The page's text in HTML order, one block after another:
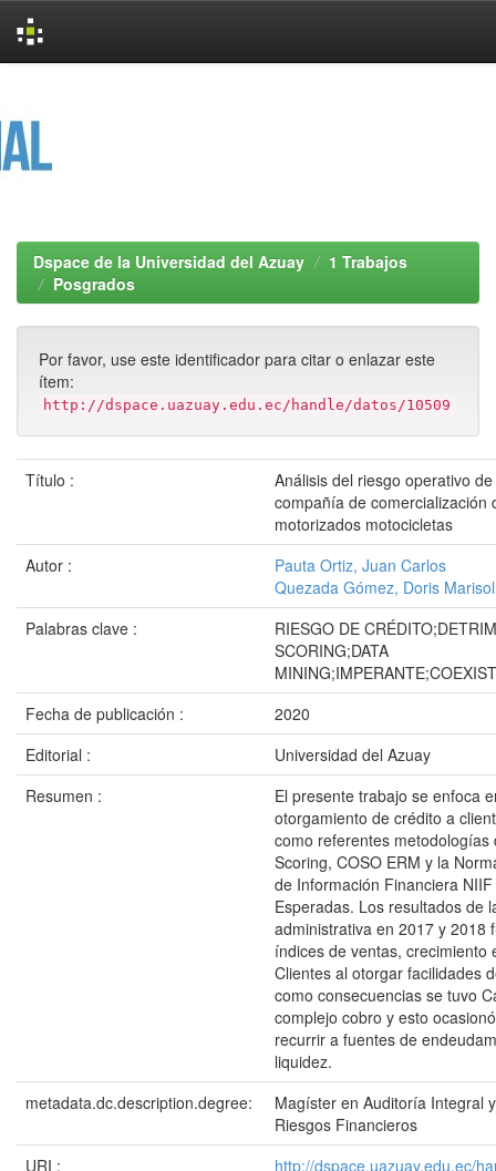
Dspace de la Universidad del Azuay
1 Trabajos
Posgrados
Por favor, use este identificador para citar o enlazar este
ítem:
http://dspace.uazuay.edu.ec/handle/datos/10509
Título :
Análisis del riesgo operativo
compañía de comercialización
motorizados motocicletas
Autor :
Pauta Ortiz, Juan Carlos
Quezada Gómez, Doris Marisol
Palabras clave :
RIESGO DE
SCORING;DATA
Fecha de publicación :
2020
Editorial :
Universidad del Azuay
Resumen :
El presente trabajo se enfoca
otorgamiento de crédito a
como referentes metodologías
Scoring, COSO ERM y la
de Información Financiera
Esperadas. Los resultados de
administrativa en 2017 y 2018
índices de ventas, crecimiento
Clientes al otorgar facilidades
como consecuencias se tuvo
complejo cobro y esto
recurrir a fuentes de
liquidez.
metadata.dc.description.degree:
Magíster en Auditoría Integral
Riesgos Financieros
URI :
http://dspace.uazuay.edu.ec/